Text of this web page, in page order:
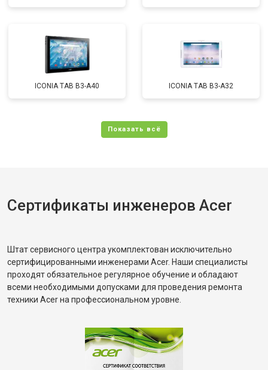
ICONIA TAB B3-A40 ICONIA TAB B3-A32
Сертификаты инженеров Acer
Штат сервисного центра укомплектован исключительно
сертифицированными инженерами Acer. Наши специалисты
проходят обязательное регулярное обучение и обладают
всеми необходимыми допусками для проведения ремонта
техники Acer на профессиональном уровне.